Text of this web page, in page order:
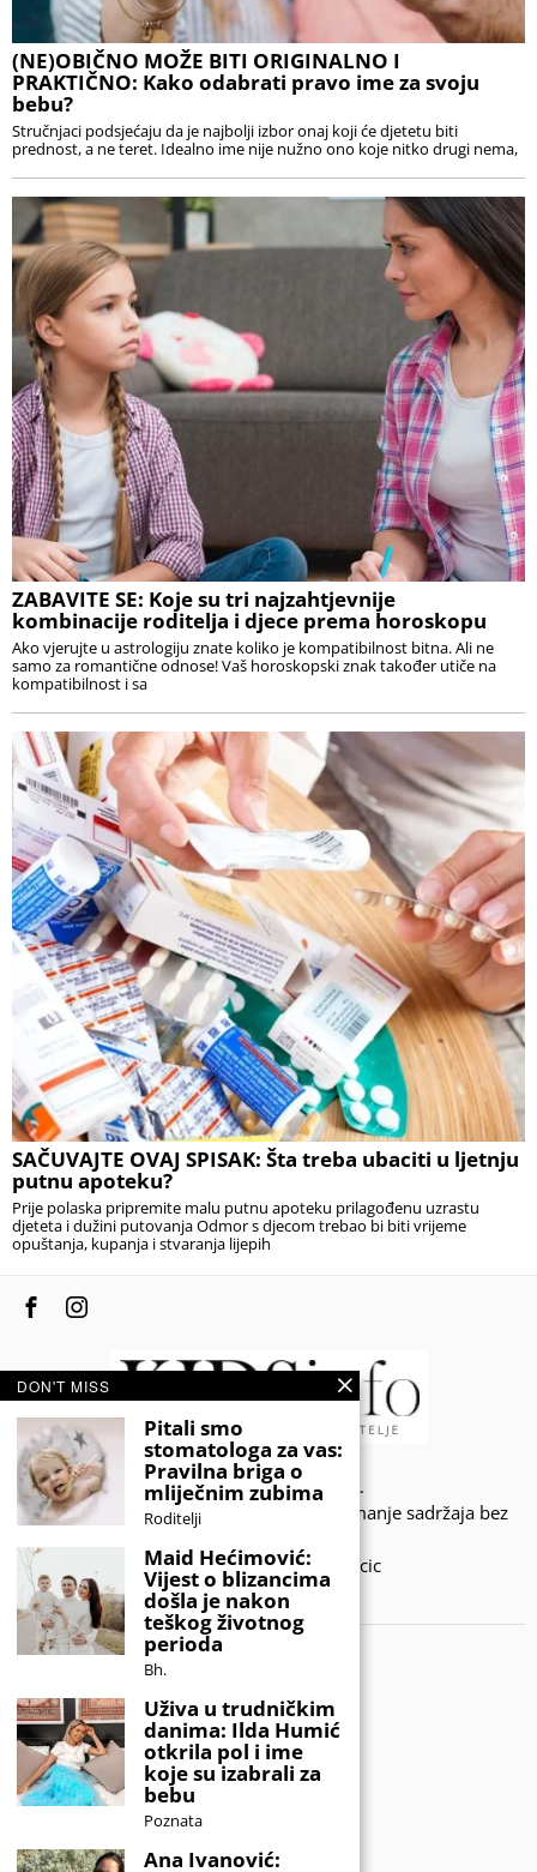
(NE)OBIČNO MOŽE BITI ORIGINALNO I
PRAKTIČNO: Kako odabrati pravo ime za svoju
bebu?
Stručnjaci podsjećaju da je najbolji izbor onaj koji će djetetu biti
prednost, a ne teret. Idealno ime nije nužno ono koje nitko drugi nema,
ZABAVITE SE: Koje su tri najzahtjevnije
kombinacije roditelja i djece prema horoskopu
Ako vjerujte u astrologiju znate koliko je kompatibilnost bitna. Ali ne
samo za romantične odnose! Vaš horoskopski znak također utiče na
kompatibilnost i sa
SAČUVAJTE OVAJ SPISAK: Šta treba ubaciti u ljetnju
putnu apoteku?
Prije polaska pripremite malu putnu apoteku prilagođenu uzrastu
djeteta i dužini putovanja Odmor s djecom trebao bi biti vrijeme
opuštanja, kupanja i stvaranja lijepih
© 2020 - KIDSINFO.BA.
Sva prava zadržana. Zabranjeno preuzimanje sadržaja bez
Developed by Amar SIjercic
IZAŠAO JE NOVI MAGAZIN!
DON'T MISS
Pitali smo
stomatologa za vas:
Pravilna briga o
mliječnim zubima
Roditelji
Maid Hećimović:
Vijest o blizancima
došla je nakon
teškog životnog
perioda
Bh.
Uživa u trudničkim
danima: Ilda Humić
otkrila pol i ime
koje su izabrali za
bebu
Poznata
Ana Ivanović: